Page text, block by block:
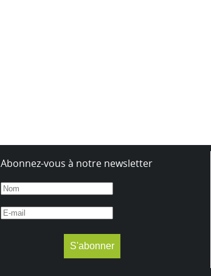
Abonnez-vous à notre newsletter